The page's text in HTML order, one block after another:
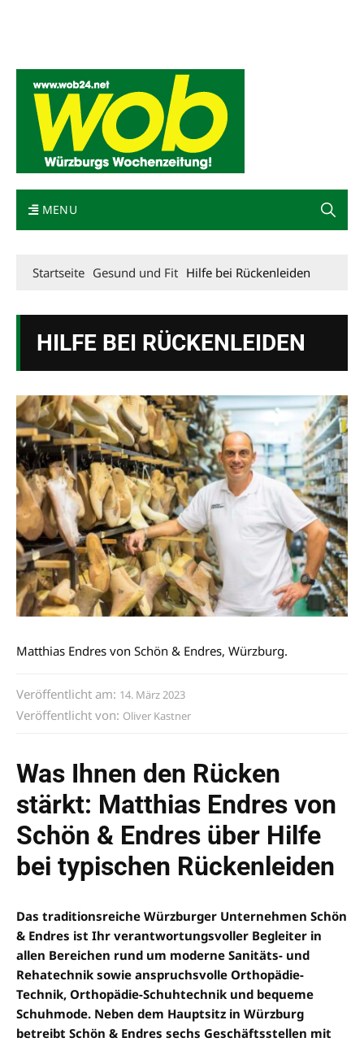
MENU
Startseite Gesund und Fit Hilfe bei Rückenleiden
HILFE BEI RÜCKENLEIDEN
Matthias Endres von Schön & Endres, Würzburg.
Veröffentlicht am: 14. März 2023
Veröffentlicht von: Oliver Kastner
Was Ihnen den Rücken
stärkt: Matthias Endres von
Schön & Endres über Hilfe
bei typischen Rückenleiden
Das traditionsreiche Würzburger Unternehmen Schön
& Endres ist Ihr verantwortungsvoller Begleiter in
allen Bereichen rund um moderne Sanitäts- und
Rehatechnik sowie anspruchsvolle Orthopädie-
Technik, Orthopädie-Schuhtechnik und bequeme
Schuhmode. Neben dem Hauptsitz in Würzburg
betreibt Schön & Endres sechs Geschäftsstellen mit